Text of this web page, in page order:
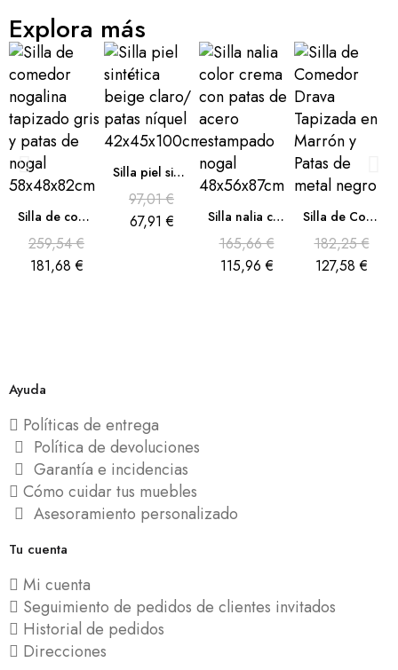
Explora más
Silla de comedor nogalina tapizado gris y patas de nogal 58x48x82cm
259,54 €
181,68 €
Silla piel sintética beige claro/ patas níquel 42x45x100cm
97,01 €
67,91 €
Silla nalia color crema con patas de acero estampado nogal 48x56x87cm
165,66 €
115,96 €
Silla de Comedor Drava Tapizada en Marrón y Patas de metal negro
182,25 €
127,58 €
205,84 €
123,50 €
178,47 €
124,93 €
Ayuda
Políticas de entrega
Política de devoluciones
Garantía e incidencias
Cómo cuidar tus muebles
Asesoramiento personalizado
Tu cuenta
Mi cuenta
Seguimiento de pedidos de clientes invitados
Historial de pedidos
Direcciones